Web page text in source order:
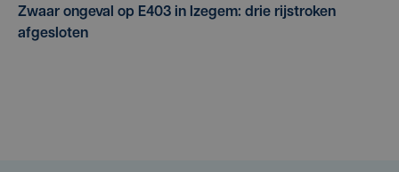
Zwaar ongeval op E403 in Izegem: drie rijstroken
afgesloten